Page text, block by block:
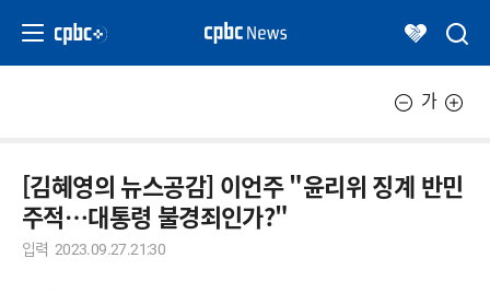
가
[김혜영의 뉴스공감] 이언주 "윤리위 징계 반민
주적…대통령 불경죄인가?"
입력 2023.09.27.21:30